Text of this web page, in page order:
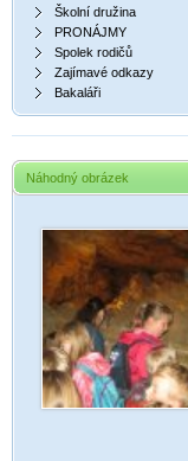
Školní družina
PRONÁJMY
Spolek rodičů
Zajímavé odkazy
Bakaláři
Náhodný obrázek